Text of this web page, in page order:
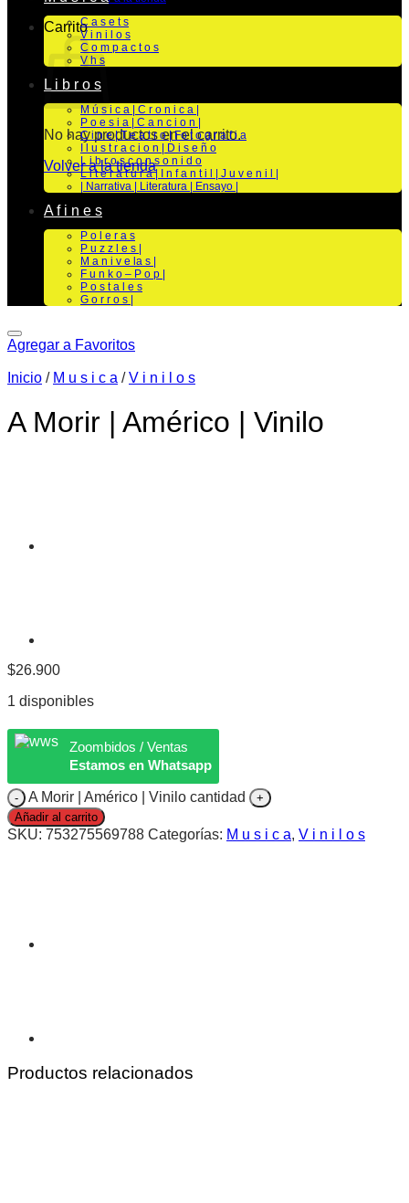
Carrito
No hay productos en el carrito.
Volver a la tienda
C a s e t s
V i n i l o s
C o m p a c t o s
V h s
L i b r o s
M ú s i c a | C r o n i c a |
P o e s i a | C a n c i o n |
C i n e | T e a t r o | Fo t o g r a f i a
I l u s t r a c i o n | D i s e ñ o
L i b r o s c o n s o n i d o
L i t e r a t u r a | I n f a n t i l | J u v e n i l |
| Narrativa | Literatura | Ensayo |
A f i n e s
P o l e r a s
P u z z l e s |
M a n i v e la s |
F u n k o – P o p |
P o s t a l e s
G o r r o s |
Agregar a Favoritos
Inicio / M u s i c a / V i n i l o s
A Morir | Américo | Vinilo
$26.900
1 disponibles
Zoombidos / Ventas
Estamos en Whatsapp
A Morir | Américo | Vinilo cantidad
Añadir al carrito
SKU: 753275569788 Categorías: M u s i c a, V i n i l o s
Productos relacionados